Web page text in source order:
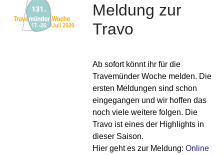
Meldung zur
Travo
Ab sofort könnt ihr für die
Travemünder Woche melden. Die
ersten Meldungen sind schon
eingegangen und wir hoffen das
noch viele weitere folgen. Die
Travo ist eines der Highlights in
dieser Saison.
Hier geht es zur Meldung:Online